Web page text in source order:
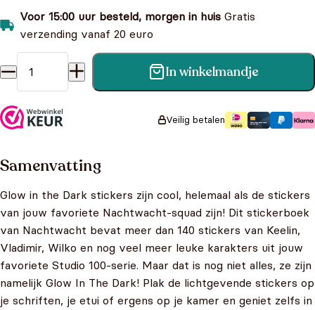
Voor 15:00 uur besteld, morgen in huis Gratis
verzending vanaf 20 euro
Nachtwacht stickerboek 3 aantalIn winkelmandje
Veilig betalen
Samenvatting
Glow in the Dark stickers zijn cool, helemaal als de stickers
van jouw favoriete Nachtwacht-squad zijn! Dit stickerboek
van Nachtwacht bevat meer dan 140 stickers van Keelin,
Vladimir, Wilko en nog veel meer leuke karakters uit jouw
favoriete Studio 100-serie. Maar dat is nog niet alles, ze zijn
namelijk Glow In The Dark! Plak de lichtgevende stickers op
je schriften, je etui of ergens op je kamer en geniet zelfs in